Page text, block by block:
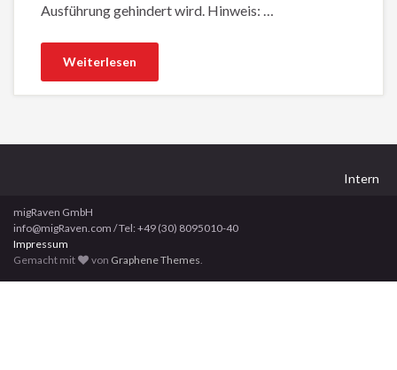
Ausführung gehindert wird. Hinweis: …
Weiterlesen
Intern
migRaven GmbH
info@migRaven.com / Tel: +49 (30) 8095010-40
Impressum
Gemacht mit
von Graphene Themes